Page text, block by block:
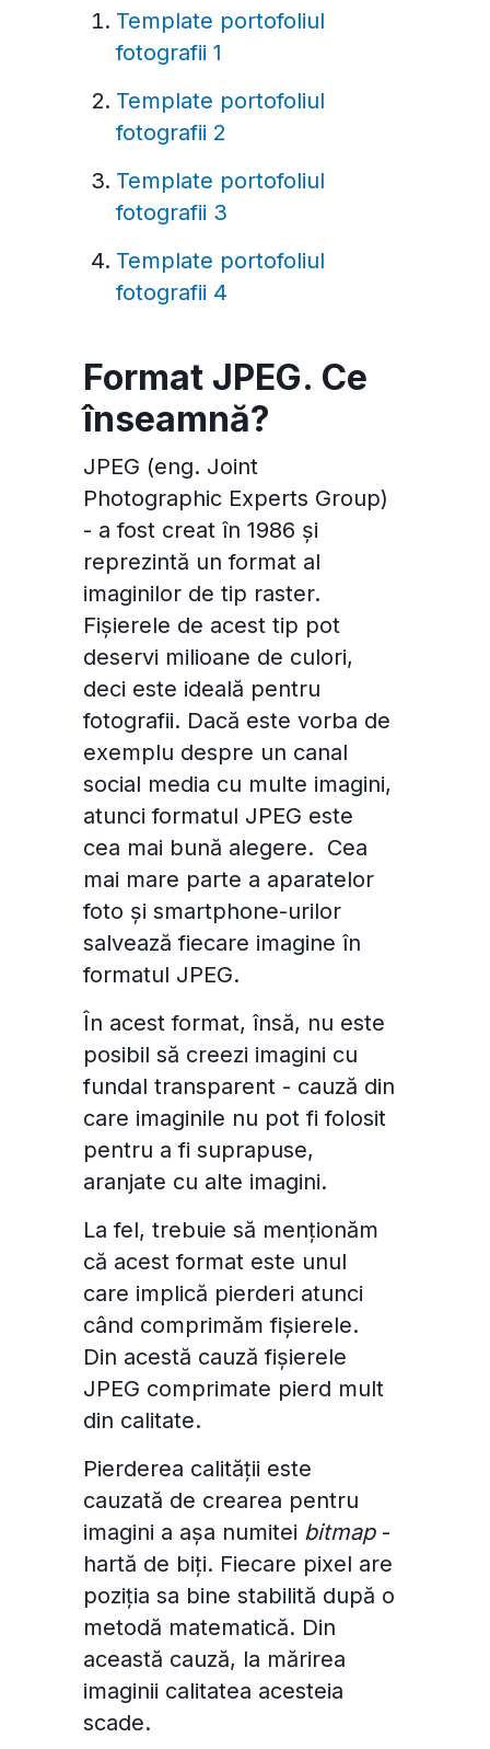
Template portofoliul
fotografii 1
Template portofoliul
fotografii 2
Template portofoliul
fotografii 3
Template portofoliul
fotografii 4
Format JPEG. Ce
înseamnă?
JPEG (eng. Joint
Photographic Experts Group)
- a fost creat în 1986 și
reprezintă un format al
imaginilor de tip raster.
Fișierele de acest tip pot
deservi milioane de culori,
deci este ideală pentru
fotografii. Dacă este vorba de
exemplu despre un canal
social media cu multe imagini,
atunci formatul JPEG este
cea mai bună alegere. Cea
mai mare parte a aparatelor
foto și smartphone-urilor
salvează fiecare imagine în
formatul JPEG.
În acest format, însă, nu este
posibil să creezi imagini cu
fundal transparent - cauză din
care imaginile nu pot fi folosit
pentru a fi suprapuse,
aranjate cu alte imagini.
La fel, trebuie să menționăm
că acest format este unul
care implică pierderi atunci
când comprimăm fișierele.
Din acestă cauză fișierele
JPEG comprimate pierd mult
din calitate.
Pierderea calității este
cauzată de crearea pentru
imagini a așa numitei bitmap -
hartă de biți. Fiecare pixel are
poziția sa bine stabilită după o
metodă matematică. Din
această cauză, la mărirea
imaginii calitatea acesteia
scade.